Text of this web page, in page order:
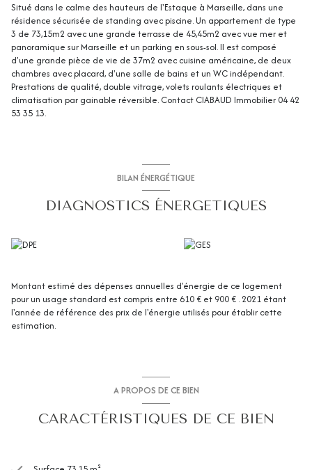
Situé dans le calme des hauteurs de l'Estaque à Marseille, dans une
résidence sécurisée de standing avec piscine. Un appartement de type
3 de 73,15m2 avec une grande terrasse de 45,45m2 avec vue mer et
panoramique sur Marseille et un parking en sous-sol. Il est composé
d'une grande pièce de vie de 37m2 avec cuisine américaine, de deux
chambres avec placard, d'une salle de bains et un WC indépendant.
Prestations de qualité, double vitrage, volets roulants électriques et
climatisation par gainable réversible. Contact CIABAUD Immobilier 04 42
53 35 13.
BILAN ÉNERGÉTIQUE
DIAGNOSTICS ÉNERGETIQUES
Montant estimé des dépenses annuelles d'énergie de ce logement
pour un usage standard est compris entre 610 € et 900 € . 2021 étant
l'année de référence des prix de l'énergie utilisés pour établir cette
estimation.
A PROPOS DE CE BIEN
CARACTÉRISTIQUES DE CE BIEN